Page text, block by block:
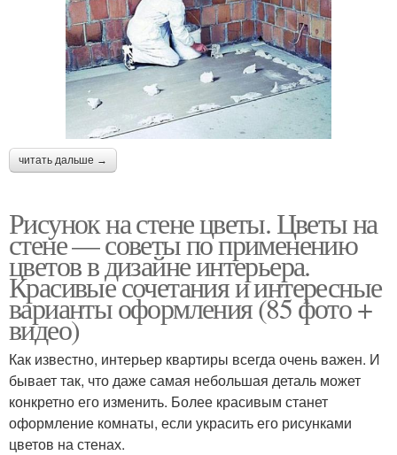
читать дальше →
Рисунок на стене цветы. Цветы на
стене — советы по применению
цветов в дизайне интерьера.
Красивые сочетания и интересные
варианты оформления (85 фото +
видео)
Как известно, интерьер квартиры всегда очень важен. И
бывает так, что даже самая небольшая деталь может
конкретно его изменить. Более красивым станет
оформление комнаты, если украсить его рисунками
цветов на стенах.